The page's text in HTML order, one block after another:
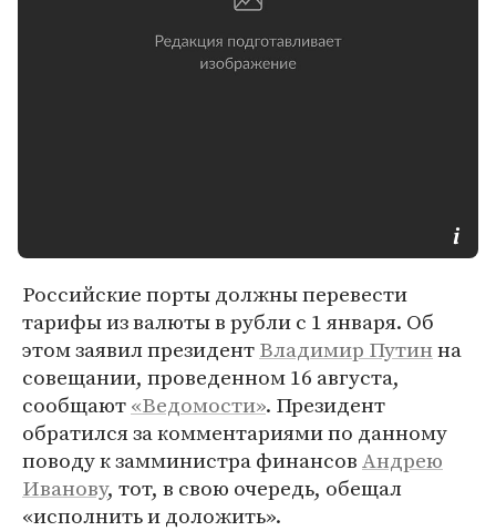
Российские порты должны перевести
тарифы из валюты в рубли с 1 января. Об
этом заявил президентВладимир Путинна
совещании, проведенном 16 августа,
сообщают«Ведомости». Президент
обратился за комментариями по данному
поводу к замминистра финансовАндрею
Иванову, тот, в свою очередь, обещал
«исполнить и доложить».